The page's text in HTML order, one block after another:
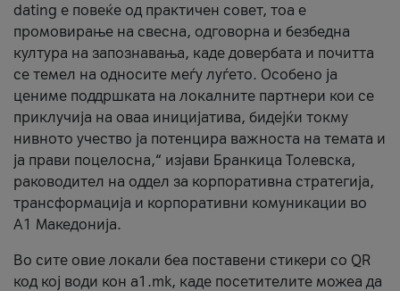
dating е повеќе од практичен совет, тоа е
промовирање на свесна, одговорна и безбедна
култура на запознавања, каде довербата и почитта
се темел на односите меѓу луѓето. Особено ја
цениме поддршката на локалните партнери кои се
приклучија на оваа иницијатива, бидејќи токму
нивното учество ја потенцира важноста на темата и
ја прави поцелосна,“ изјави Бранкица Толевска,
раководител на оддел за корпоративна стратегија,
трансформација и корпоративни комуникации во
А1 Македонија.
Во сите овие локали беа поставени стикери со QR
код кој води кон a1.mk, каде посетителите можеа да